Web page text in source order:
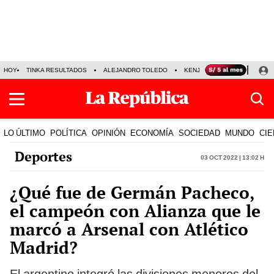
HOY TINKA RESULTADOS ALEJANDRO TOLEDO KENJI FUJIMORI
LO ÚLTIMO POLÍTICA OPINIÓN ECONOMÍA SOCIEDAD MUNDO
Deportes 03 Oct 2022 | 13:02 h
¿Qué fue de Germán Pacheco,
el campeón con Alianza que le
marcó a Arsenal con Atlético
Madrid?